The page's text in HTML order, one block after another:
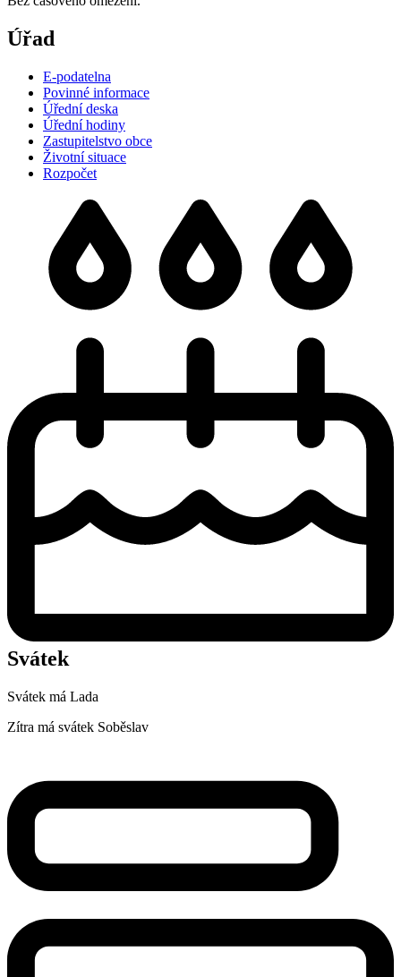
Úřad
E-podatelna
Povinné informace
Úřední deska
Úřední hodiny
Zastupitelstvo obce
Životní situace
Rozpočet
Svátek
Svátek má Lada
Zítra má svátek Soběslav